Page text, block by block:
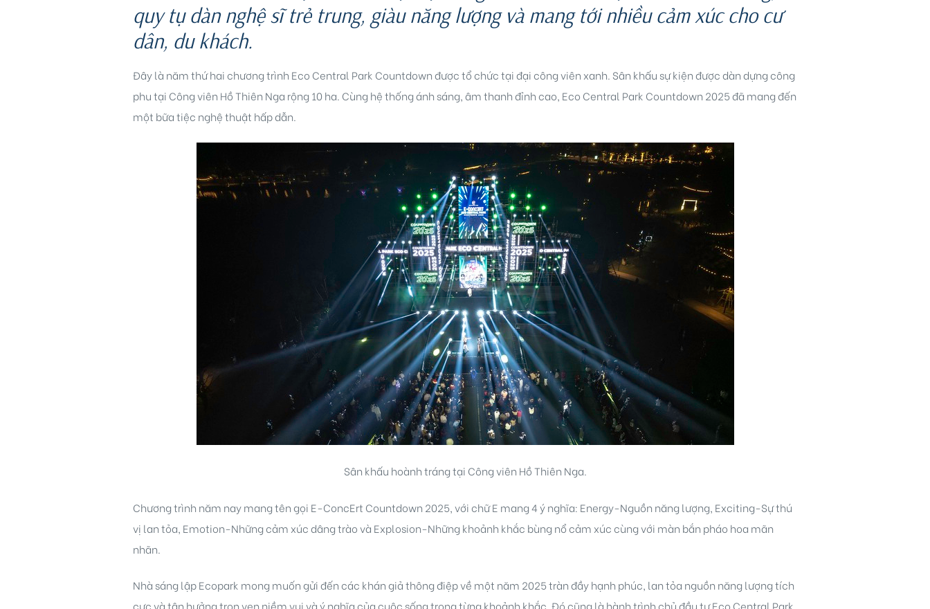
quy tụ dàn nghệ sĩ trẻ trung, giàu năng lượng và mang tới nhiều cảm xúc cho cư
dân, du khách.
Đây là năm thứ hai chương trình Eco Central Park Countdown được tổ chức tại đại công viên xanh. Sân khấu sự kiện được dàn dựng công
phu tại Công viên Hồ Thiên Nga rộng 10 ha. Cùng hệ thống ánh sáng, âm thanh đỉnh cao, Eco Central Park Countdown 2025 đã mang đến
một bữa tiệc nghệ thuật hấp dẫn.
Sân khấu hoành tráng tại Công viên Hồ Thiên Nga.
Chương trình năm nay mang tên gọi E-ConcErt Countdown 2025, với chữ E mang 4 ý nghĩa: Energy-Nguồn năng lượng, Exciting-Sự thú
vị lan tỏa, Emotion-Những cảm xúc dâng trào và Explosion-Những khoảnh khắc bùng nổ cảm xúc cùng với màn bắn pháo hoa mãn
nhãn.
Nhà sáng lập Ecopark mong muốn gửi đến các khán giả thông điệp về một năm 2025 tràn đầy hạnh phúc, lan tỏa nguồn năng lượng tích
cực và tận hưởng trọn vẹn niềm vui và ý nghĩa của cuộc sống trong từng khoảnh khắc. Đó cũng là hành trình chủ đầu tư Eco Central Park